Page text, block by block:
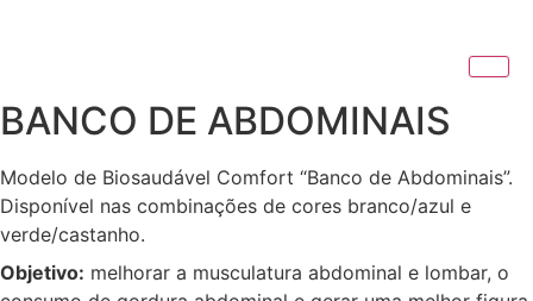
BANCO DE ABDOMINAIS
Modelo de Biosaudável Comfort “Banco de Abdominais”.
Disponível nas combinações de cores branco/azul e
verde/castanho.
Objetivo: melhorar a musculatura abdominal e lombar, o